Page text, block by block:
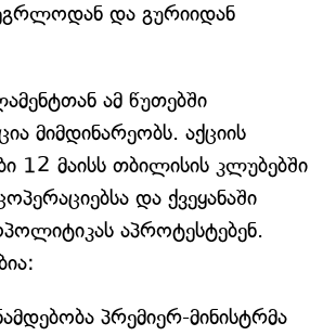
და გურიიდან
ამ წუთებში
მიმდინარეობს. აქციის
12 მაისს თბილისის კლუბებში
და ქვეყანაში
აპროტესტებენ.
პრემიერ-მინისტრმა